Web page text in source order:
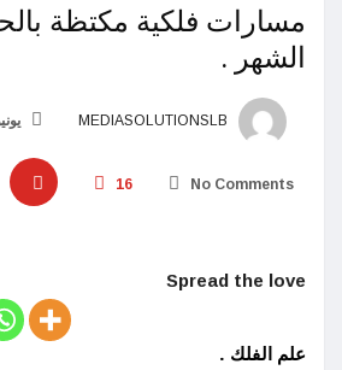
مسارات فلكية مكتظة
الشهر .
يونيو
No Comments
16
Spread the love
علم الفلك .